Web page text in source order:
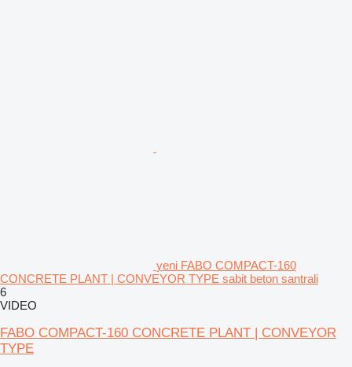
yeni FABO COMPACT-160
CONCRETE PLANT | CONVEYOR TYPE sabit beton santrali
6
VIDEO
FABO COMPACT-160 CONCRETE PLANT | CONVEYOR
TYPE